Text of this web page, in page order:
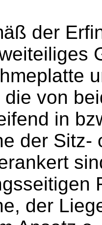
der
von
in
der Sitz-
der